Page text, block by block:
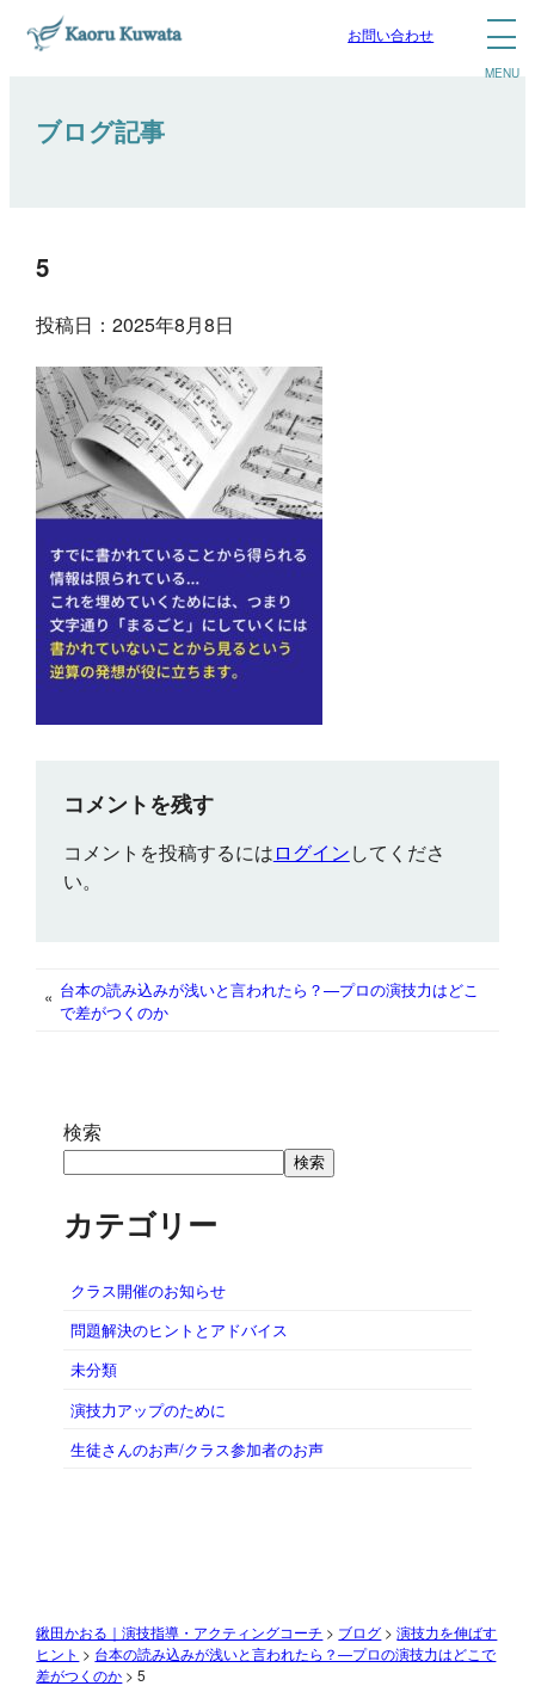
お問い合わせ
ブログ記事
5
投稿日：2025年8月8日
コメントを残す
コメントを投稿するにはログインしてくださ
い。
« 台本の読み込みが浅いと言われたら？—プロの演技力はどこ
で差がつくのか
検索
検索
カテゴリー
クラス開催のお知らせ
問題解決のヒントとアドバイス
未分類
演技力アップのために
生徒さんのお声/クラス参加者のお声
鍬田かおる｜演技指導・アクティングコーチ > ブログ >演技力を伸ばす
ヒント > 台本の読み込みが浅いと言われたら？—プロの演技力はどこで
差がつくのか >5